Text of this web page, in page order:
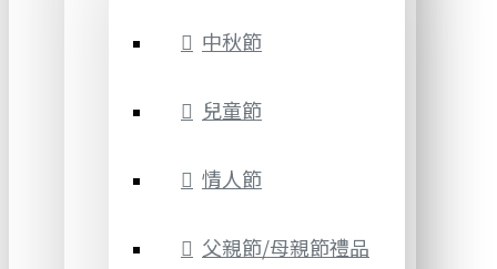
中秋節
兒童節
情人節
父親節/母親節禮品